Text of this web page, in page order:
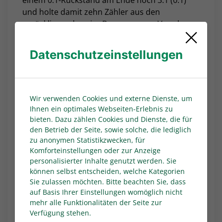
und holte damit zehn Zähler aus den
zurückliegenden vier Begegnungen. Von der
Schlussphase der ersten Halbzeit besorgte,
ließen sich die "Fohlen" nicht aufholten.
Urbich (80.) sorgten im zweiten Durchgang für
die Wende. Urbich, der sein zwölftes Saisontor
erzielte, war erstmals seit Mitte September
wieder erfolgreich. Die Sportfreunde Lotte
mussten sich erstmals nach vier Spieltagen
ohne Niederlage (acht Punkte) wieder
geschlagen geben.
Rot-Weiß Oberhausen - Sportfreunde Siegen
3:1 (2:0)
Der Tabellenzweite Rot-Weiß Oberhausen hält
Datenschutzeinstellungen
Wir verwenden Cookies und externe Dienste, um
Ihnen ein optimales Webseiten-Erlebnis zu
bieten. Dazu zählen Cookies und Dienste, die für
den Betrieb der Seite, sowie solche, die lediglich
zu anonymen Statistikzwecken, für
Komforteinstellungen oder zur Anzeige
personalisierter Inhalte genutzt werden. Sie
können selbst entscheiden, welche Kategorien
Sie zulassen möchten. Bitte beachten Sie, dass
auf Basis Ihrer Einstellungen womöglich nicht
mehr alle Funktionalitäten der Seite zur
Verfügung stehen.